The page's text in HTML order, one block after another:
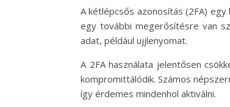
A kétlépcsős azonosítás (2FA)
egy további megerősítésre van
adat, például ujjlenyomat.
A 2FA használata jelentősen
kompromittálódik. Számos
így érdemes mindenhol aktiválni.